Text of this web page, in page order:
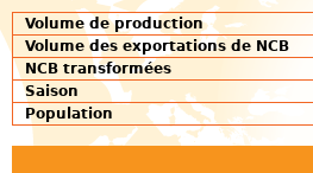
Volume de production
Volume des exportations de NCB
NCB transformées
Saison
Population